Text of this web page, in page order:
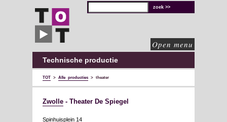
voor
culturele
sector
Open menu
Technische productie
TOT > Alle producties > theater
Zwolle - Theater De Spiegel
Spinhuisplein 14